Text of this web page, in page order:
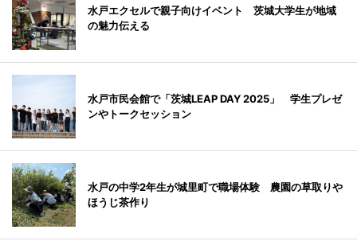
水戸エクセルで親子向けイベント 茨城大学生が地域
の魅力伝える
水戸市民会館で「茨城LEAP DAY 2025」 学生プレゼ
ンやトークセッション
水戸の中学2年生が城里町で職場体験 農園の草取りや
ほうじ茶作り